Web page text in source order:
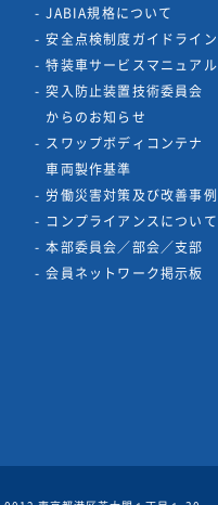
JABIA規格について
安全点検制度ガイドライン
特装車サービスマニュアル
突入防止装置技術委員会
からのお知らせ
スワップボディコンテナ
車両製作基準
労働災害対策及び改善事例
コンプライアンスについて
本部委員会／部会／支部
会員ネットワーク掲示板